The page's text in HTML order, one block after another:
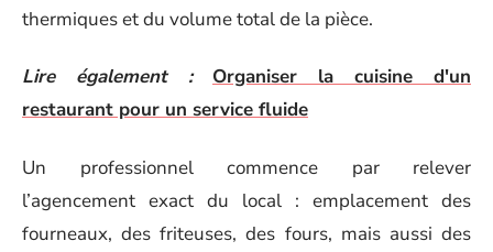
thermiques et du volume total de la pièce.
Lire également :
Organiser la cuisine d'un
restaurant pour un service fluide
Un professionnel commence par relever
l’agencement exact du local : emplacement des
fourneaux, des friteuses, des fours, mais aussi des